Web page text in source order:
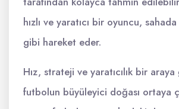
hızlı ve yaratıcı bir oyuncu,
gibi hareket eder.
Hız, strateji ve yaratıcılık bir
futbolun büyüleyici doğası ortaya